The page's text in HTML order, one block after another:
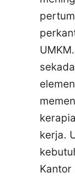
kerja.
Kantor